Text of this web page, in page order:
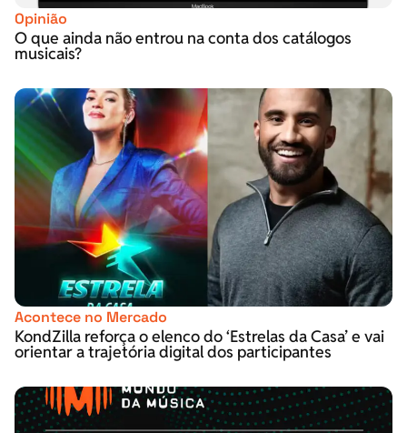
Opinião
O que ainda não entrou na conta dos catálogos
musicais?
Acontece no Mercado
KondZilla reforça o elenco do ‘Estrelas da Casa’ e vai
orientar a trajetória digital dos participantes